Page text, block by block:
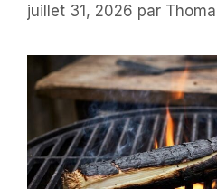
juillet 31, 2026 par